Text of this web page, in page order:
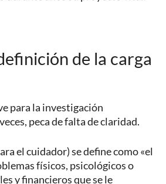
de la carga
para la investigación
peca de falta de claridad.
el cuidador) se define como «el
físicos, psicológicos o
y financieros que se le